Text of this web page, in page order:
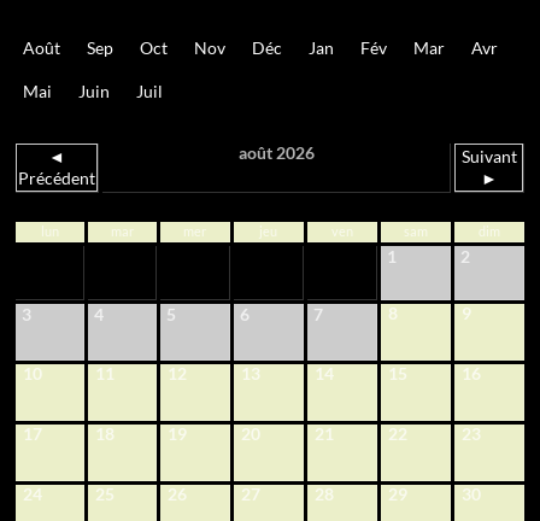
Août Sep Oct Nov Déc Jan Fév Mar Avr
Mai Juin Juil
◄
Précédent
août 2026
Suivant
►
lun mar mer jeu ven sam dim
1 2
3 4 5 6 7 8 9
10 11 12 13 14 15 16
17 18 19 20 21 22 23
24 25 26 27 28 29 30